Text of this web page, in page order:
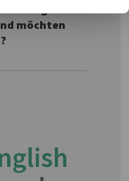
möchten